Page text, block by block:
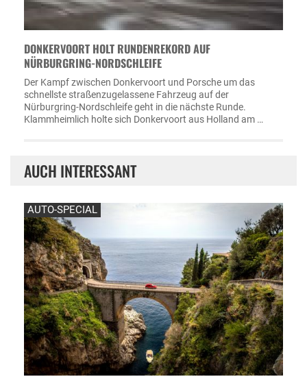
DONKERVOORT HOLT RUNDENREKORD AUF
NÜRBURGRING-NORDSCHLEIFE
Der Kampf zwischen Donkervoort und Porsche um das
schnellste straßenzugelassene Fahrzeug auf der
Nürburgring-Nordschleife geht in die nächste Runde.
Klammheimlich holte sich Donkervoort aus Holland am …
AUCH INTERESSANT
AUTO-SPECIAL